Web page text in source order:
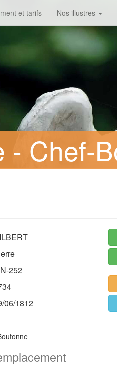
et tarifs Nos illustres
- Chef-
252
06/1812